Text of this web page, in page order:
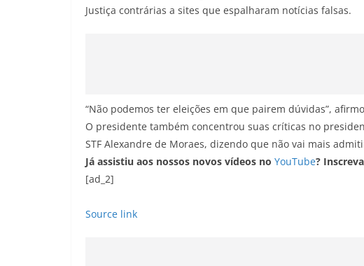
Justiça contrárias a sites que espalharam notícias falsas.
“Não podemos ter eleições em que pairem dúvidas”,
O presidente também concentrou suas críticas no
STF Alexandre de Moraes, dizendo que não vai mais
Já assistiu aos nossos novos vídeos no YouTube?
[ad_2]
Source link